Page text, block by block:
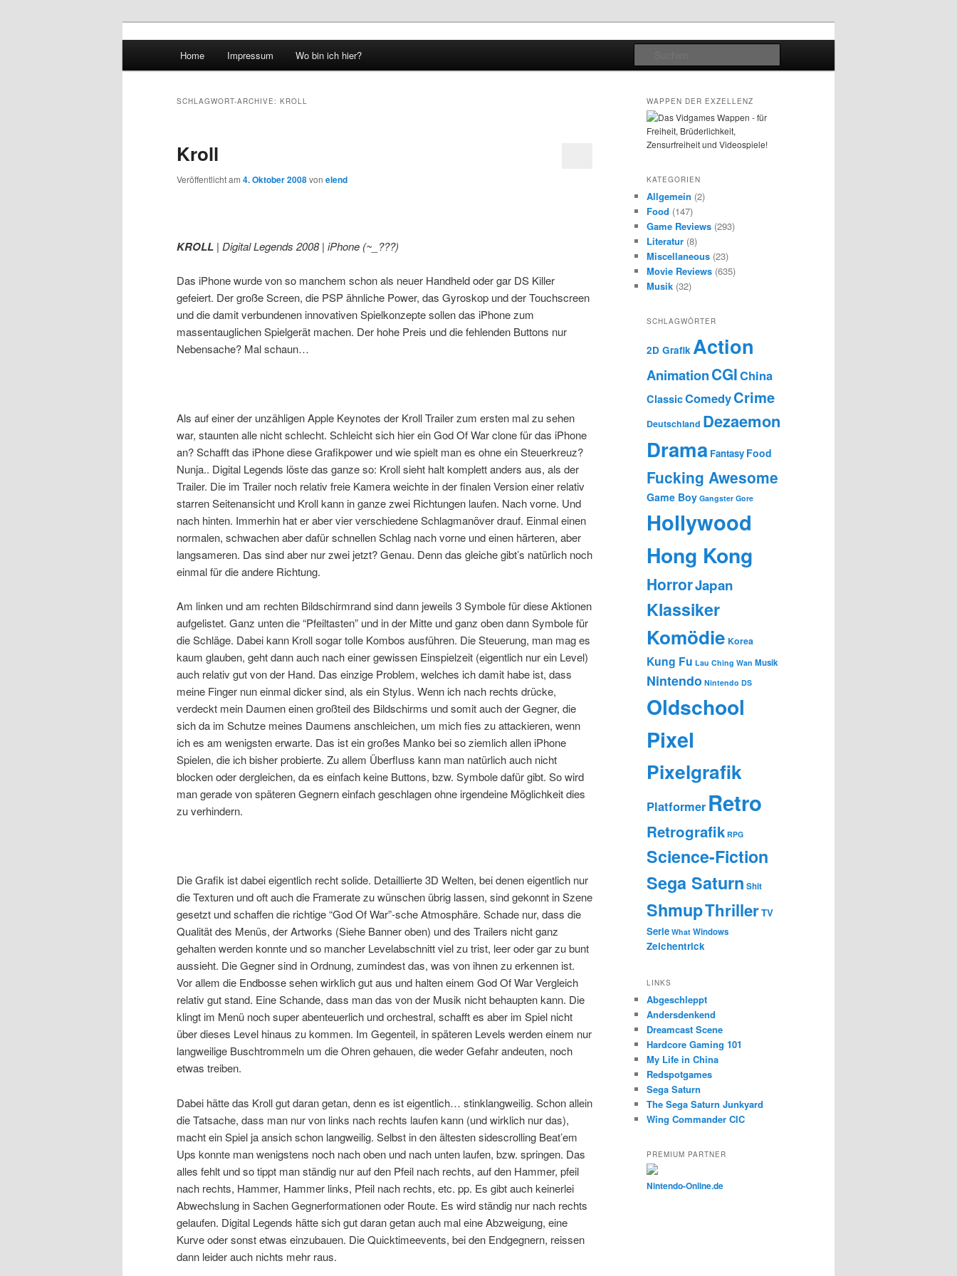
vidgames.de
Zum Inhalt wechseln
Zum sekundären Inhalt wechseln
Home Impressum Wo bin ich hier?
SCHLAGWORT-ARCHIVE: KROLL
Kroll
Veröffentlicht am 4. Oktober 2008von elend
KROLL | Digital Legends 2008 | iPhone (~_???)
Das iPhone wurde von so manchem schon als neuer Handheld oder gar DS Killer
gefeiert. Der große Screen, die PSP ähnliche Power, das Gyroskop und der Touchscreen
und die damit verbundenen innovativen Spielkonzepte sollen das iPhone zum
massentauglichen Spielgerät machen. Der hohe Preis und die fehlenden Buttons nur
Nebensache? Mal schaun…
Als auf einer der unzähligen Apple Keynotes der Kroll Trailer zum ersten mal zu sehen
war, staunten alle nicht schlecht. Schleicht sich hier ein God Of War clone für das iPhone
an? Schafft das iPhone diese Grafikpower und wie spielt man es ohne ein Steuerkreuz?
Nunja.. Digital Legends löste das ganze so: Kroll sieht halt komplett anders aus, als der
Trailer. Die im Trailer noch relativ freie Kamera weichte in der finalen Version einer relativ
starren Seitenansicht und Kroll kann in ganze zwei Richtungen laufen. Nach vorne. Und
nach hinten. Immerhin hat er aber vier verschiedene Schlagmanöver drauf. Einmal einen
normalen, schwachen aber dafür schnellen Schlag nach vorne und einen härteren, aber
langsameren. Das sind aber nur zwei jetzt? Genau. Denn das gleiche gibt’s natürlich noch
einmal für die andere Richtung.
Am linken und am rechten Bildschirmrand sind dann jeweils 3 Symbole für diese Aktionen
aufgelistet. Ganz unten die “Pfeiltasten” und in der Mitte und ganz oben dann Symbole für
die Schläge. Dabei kann Kroll sogar tolle Kombos ausführen. Die Steuerung, man mag es
kaum glauben, geht dann auch nach einer gewissen Einspielzeit (eigentlich nur ein Level)
auch relativ gut von der Hand. Das einzige Problem, welches ich damit habe ist, dass
meine Finger nun einmal dicker sind, als ein Stylus. Wenn ich nach rechts drücke,
verdeckt mein Daumen einen großteil des Bildschirms und somit auch der Gegner, die
sich da im Schutze meines Daumens anschleichen, um mich fies zu attackieren, wenn
ich es am wenigsten erwarte. Das ist ein großes Manko bei so ziemlich allen iPhone
Spielen, die ich bisher probierte. Zu allem Überfluss kann man natürlich auch nicht
blocken oder dergleichen, da es einfach keine Buttons, bzw. Symbole dafür gibt. So wird
man gerade von späteren Gegnern einfach geschlagen ohne irgendeine Möglichkeit dies
zu verhindern.
Die Grafik ist dabei eigentlich recht solide. Detaillierte 3D Welten, bei denen eigentlich nur
die Texturen und oft auch die Framerate zu wünschen übrig lassen, sind gekonnt in Szene
gesetzt und schaffen die richtige “God Of War”-sche Atmosphäre. Schade nur, dass die
Qualität des Menüs, der Artworks (Siehe Banner oben) und des Trailers nicht ganz
gehalten werden konnte und so mancher Levelabschnitt viel zu trist, leer oder gar zu bunt
aussieht. Die Gegner sind in Ordnung, zumindest das, was von ihnen zu erkennen ist.
Vor allem die Endbosse sehen wirklich gut aus und halten einem God Of War Vergleich
relativ gut stand. Eine Schande, dass man das von der Musik nicht behaupten kann. Die
klingt im Menü noch super abenteuerlich und orchestral, schafft es aber im Spiel nicht
über dieses Level hinaus zu kommen. Im Gegenteil, in späteren Levels werden einem nur
langweilige Buschtrommeln um die Ohren gehauen, die weder Gefahr andeuten, noch
etwas treiben.
Dabei hätte das Kroll gut daran getan, denn es ist eigentlich… stinklangweilig. Schon allein
die Tatsache, dass man nur von links nach rechts laufen kann (und wirklich nur das),
macht ein Spiel ja ansich schon langweilig. Selbst in den ältesten sidescrolling Beat’em
Ups konnte man wenigstens noch nach oben und nach unten laufen, bzw. springen. Das
alles fehlt und so tippt man ständig nur auf den Pfeil nach rechts, auf den Hammer, pfeil
nach rechts, Hammer, Hammer links, Pfeil nach rechts, etc. pp. Es gibt auch keinerlei
Abwechslung in Sachen Gegnerformationen oder Route. Es wird ständig nur nach rechts
gelaufen. Digital Legends hätte sich gut daran getan auch mal eine Abzweigung, eine
Kurve oder sonst etwas einzubauen. Die Quicktimeevents, bei den Endgegnern, reissen
dann leider auch nichts mehr raus.
WAPPEN DER EXZELLENZ
KATEGORIEN
Allgemein (2)
Food (147)
Game Reviews (293)
Literatur (8)
Miscellaneous (23)
Movie Reviews (635)
Musik (32)
SCHLAGWÖRTER
2D GrafikAction
AnimationCGIChina
ClassicComedyCrime
Deutschland Dezaemon
Drama Fantasy Food
Fucking Awesome
Game Boy Gangster Gore
Hollywood
Hong Kong
HorrorJapan
Klassiker
Komödie Korea
Kung Fu Lau Ching Wan Musik
Nintendo Nintendo DS
Oldschool
Pixel
Pixelgrafik
Platformer Retro
Retrografik RPG
Science-Fiction
Sega Saturn Shit
ShmupThrillerTV
Serie What Windows
Zeichentrick
LINKS
Abgeschleppt
Andersdenkend
Dreamcast Scene
Hardcore Gaming 101
My Life in China
Redspotgames
Sega Saturn
The Sega Saturn Junkyard
Wing Commander CIC
PREMIUM PARTNER
Nintendo-Online.de